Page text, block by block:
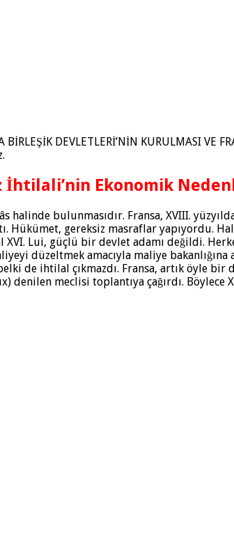
BİRLEŞİK DEVLETLERİ’NİN KURULMASI VE
İhtilali’nin Ekonomik
bulunmasıdır. Fransa, XVIII.
Hükümet, gereksiz masraflar yapıyordu.
Lui, güçlü bir devlet adamı değildi.
düzeltmek amacıyla maliye
de ihtilal çıkmazdı. Fransa, artık öyle bir
meclisi toplantıya çağırdı. Böylece